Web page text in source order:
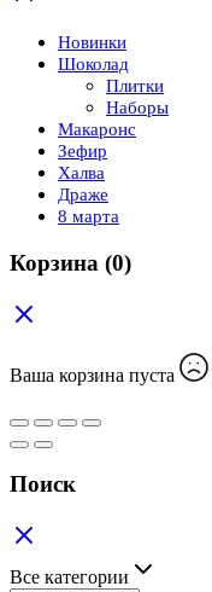
Новинки
Шоколад
Плитки
Наборы
Макаронс
Зефир
Халва
Драже
8 марта
Корзина (0)
Ваша корзина пуста
Поиск
Все категории